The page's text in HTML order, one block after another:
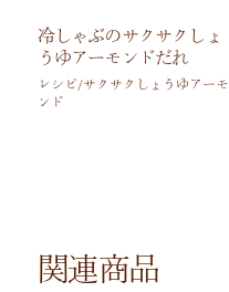
冷しゃぶのサクサクしょ
うゆアーモンドだれ
レシピ/サクサクしょうゆアーモ
ンド
関連商品